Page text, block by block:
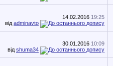
14.02.2016 19:25
від adminavto
30.01.2016 10:09
від shuma34